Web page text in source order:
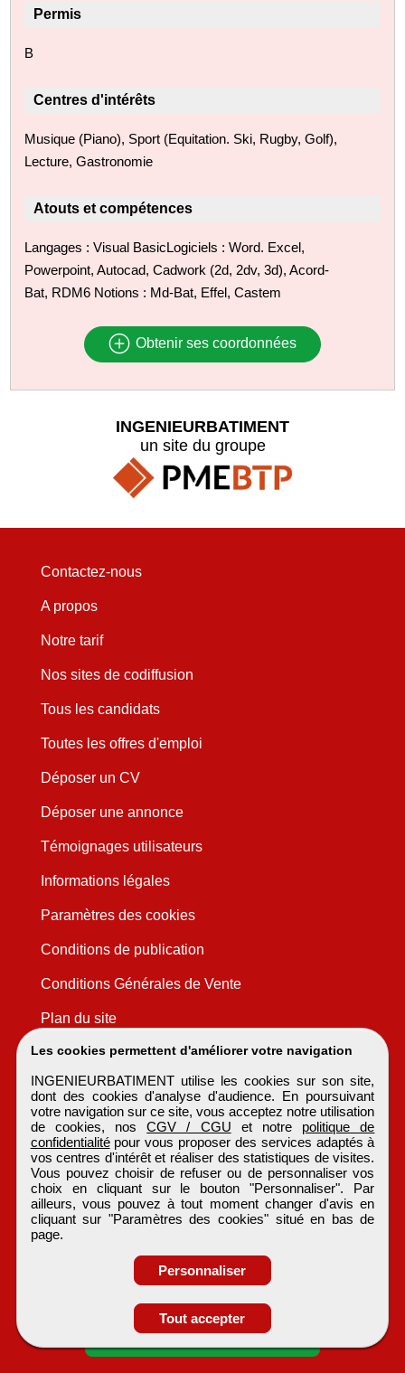
Obtenir ses
coordonnées
Permis
B
Centres d'intérêts
Musique (Piano), Sport (Equitation. Ski, Rugby, Golf),
Lecture, Gastronomie
Atouts et compétences
Langages : Visual BasicLogiciels : Word. Excel,
Powerpoint, Autocad, Cadwork (2d, 2dv, 3d), Acord-
Bat, RDM6 Notions : Md-Bat, Effel, Castem
Obtenir ses coordonnées
Les cookies permettent d'améliorer votre navigation
INGENIEURBATIMENT utilise les cookies sur son site,
dont des cookies d'analyse d'audience. En poursuivant
votre navigation sur ce site, vous acceptez notre utilisation
de cookies, nosCGV / CGU et notre politique de
confidentialitépour vous proposer des services adaptés à
vos centres d'intérêt et réaliser des statistiques de visites.
Vous pouvez choisir de refuser ou de personnaliser vos
choix en cliquant sur le bouton "Personnaliser". Par
ailleurs, vous pouvez à tout moment changer d'avis en
cliquant sur "Paramètres des cookies" situé en bas de
page.
Personnaliser
Tout accepter
INGENIEURBATIMENT
un site du groupe
Contactez-nous
A propos
Notre tarif
Nos sites de codiffusion
Tous les candidats
Toutes les offres d'emploi
Déposer un CV
Déposer une annonce
Témoignages utilisateurs
Informations légales
Paramètres des cookies
Conditions de publication
Conditions Générales de Vente
Plan du site
INGENIEURBATIMENT
Tous droits réservés © 1999 - 2026